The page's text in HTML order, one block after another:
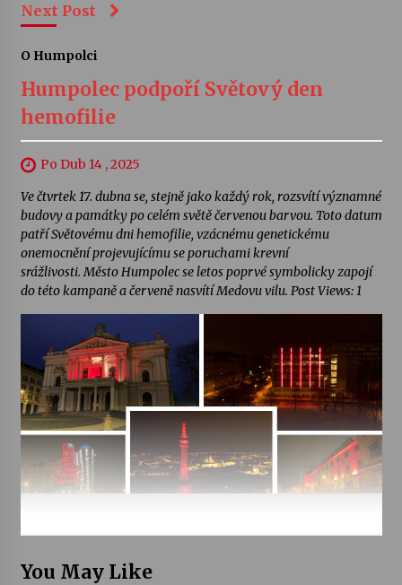
Next Post
O Humpolci
Humpolec podpoří Světový den
hemofilie
Po Dub 14 , 2025
Ve čtvrtek 17. dubna se, stejně jako každý rok, rozsvítí významné
budovy a památky po celém světě červenou barvou. Toto datum
patří Světovému dni hemofilie, vzácnému genetickému
onemocnění projevujícímu se poruchami krevní
srážlivosti. Město Humpolec se letos poprvé symbolicky zapojí
do této kampaně a červeně nasvítí Medovu vilu. Post Views: 1
You May Like